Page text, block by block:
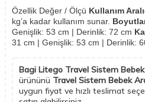
Özellik Değer / Ölçü Kullanım
kg’a kadar kullanım sunar.
Genişlik: 53 cm | Derinlik: 72 cm
31 cm | Genişlik: 53 cm | Derinlik:
Bagi Litego Travel Sistem
ürününü Travel Sistem Bebek
uygun fiyat ve hızlı teslimat